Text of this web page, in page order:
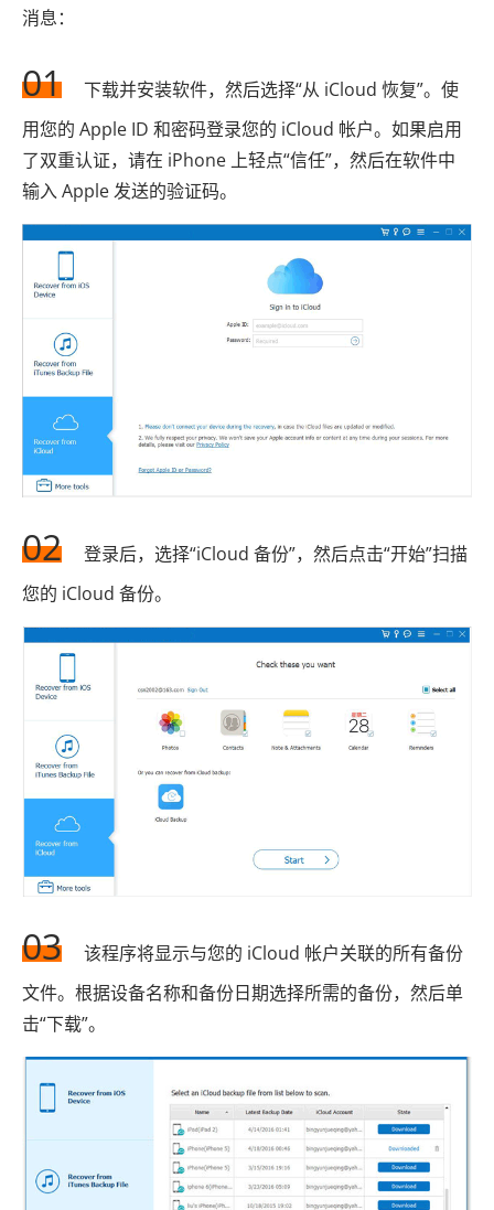
消息：
01
下载并安装软件，然后选择“从 iCloud 恢复”。使
用您的 Apple ID 和密码登录您的 iCloud 帐户。如果启用
了双重认证，请在 iPhone 上轻点“信任”，然后在软件中
输入 Apple 发送的验证码。
02
登录后，选择“iCloud 备份”，然后点击“开始”扫描
您的 iCloud 备份。
03
该程序将显示与您的 iCloud 帐户关联的所有备份
文件。根据设备名称和备份日期选择所需的备份，然后单
击“下载”。